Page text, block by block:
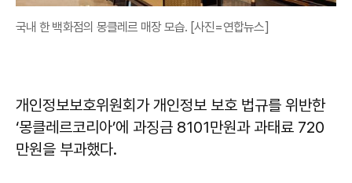
국내 한 백화점의 몽클레르 매장 모습. [사진=연합뉴스]
개인정보보호위원회가 개인정보 보호 법규를 위반한
‘몽클레르코리아’에 과징금 8101만원과 과태료 720
만원을 부과했다.